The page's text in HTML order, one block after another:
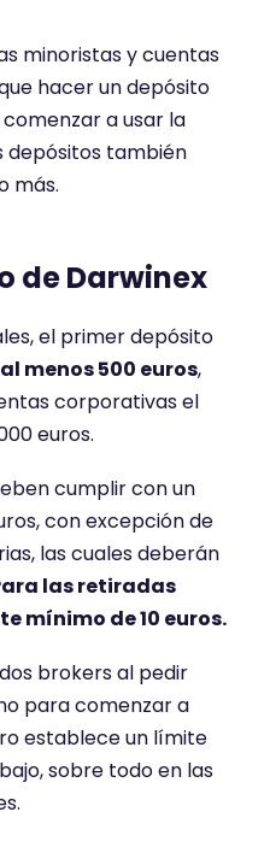
minoristas y cuentas
hacer un depósito
a usar la
depósitos también
más.
de Darwinex
el primer depósito
menos 500 euros,
corporativas el
euros.
cumplir con un
con excepción de
las cuales deberán
las retiradas
mínimo de 10 euros.
brokers al pedir
para comenzar a
establece un límite
sobre todo en las